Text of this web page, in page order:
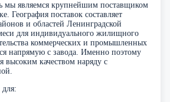
мы являемся крупнейшим поставщиком
География поставок составляет
и областей Ленинградской
для индивидуального жилищного
коммерческих и промышленных
напрямую с завода. Именно поэтому
высоким качеством наряду с